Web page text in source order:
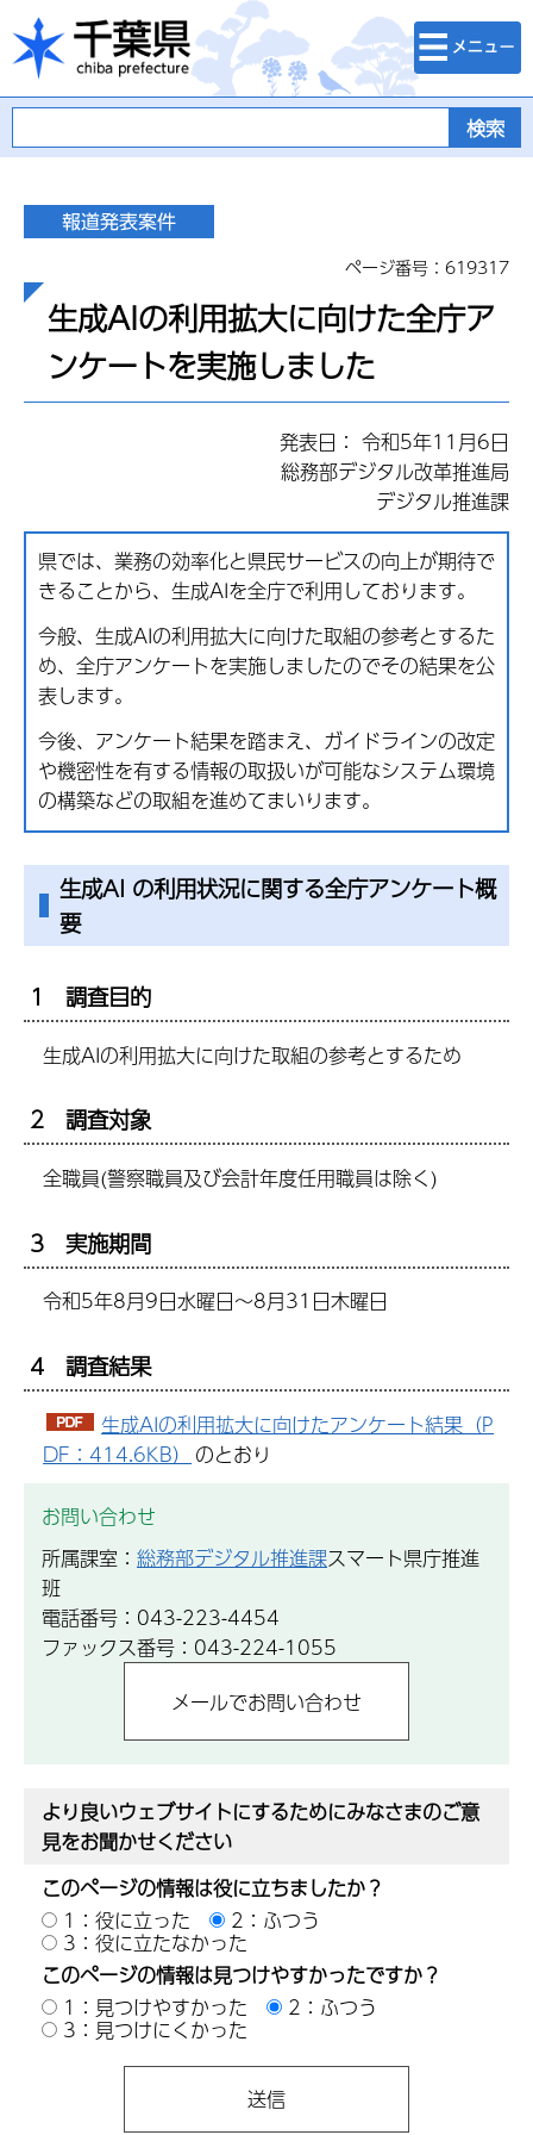
千葉県
検索・メニュ
ー
ページ番号：619317
生成AIの利用拡大に向けた全庁ア
ンケートを実施しました
発表日： 令和5年11月6日
総務部デジタル改革推進局
デジタル推進課
県では、業務の効率化と県民サービスの向上が期待で
きることから、生成AIを全庁で利用しております。
今般、生成AIの利用拡大に向けた取組の参考とするた
め、全庁アンケートを実施しましたのでその結果を公
表します。
今後、アンケート結果を踏まえ、ガイドラインの改定
や機密性を有する情報の取扱いが可能なシステム環境
の構築などの取組を進めてまいります。
生成AI の利用状況に関する全庁アンケート概
要
1 調査目的
生成AIの利用拡大に向けた取組の参考とするため
2 調査対象
全職員(警察職員及び会計年度任用職員は除く)
3 実施期間
令和5年8月9日水曜日～8月31日木曜日
4 調査結果
生成AIの利用拡大に向けたアンケート結果（P
DF：414.6KB） のとおり
お問い合わせ
所属課室： 総務部デジタル推進課スマート県庁推進
班
電話番号：043-223-4454
ファックス番号：043-224-1055
より良いウェブサイトにするためにみなさまのご意
見をお聞かせください
このページの情報は役に立ちましたか？
1：役に立った
2：ふつう
3：役に立たなかった
このページの情報は見つけやすかったですか？
1：見つけやすかった
2：ふつう
3：見つけにくかった